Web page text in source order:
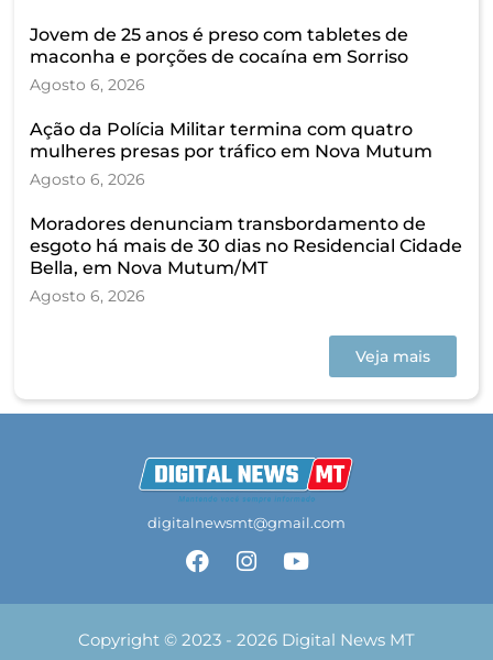
Jovem de 25 anos é preso com tabletes de
maconha e porções de cocaína em Sorriso
Agosto 6, 2026
Ação da Polícia Militar termina com quatro
mulheres presas por tráfico em Nova Mutum
Agosto 6, 2026
Moradores denunciam transbordamento de
esgoto há mais de 30 dias no Residencial Cidade
Bella, em Nova Mutum/MT
Agosto 6, 2026
Veja mais
digitalnewsmt@gmail.com
Copyright © 2023 - 2026 Digital News MT